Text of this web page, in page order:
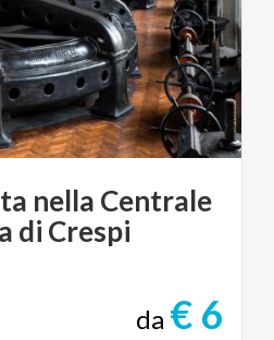
nella Centrale
di Crespi
da € 6